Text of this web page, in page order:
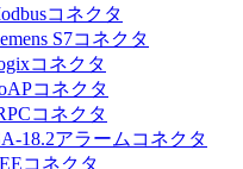
コネクタ
S7コネクタ
コネクタ
コネクタ
コネクタ
18.2アラームコネクタ
コネクタ